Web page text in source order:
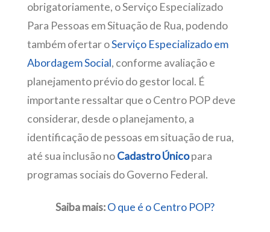
obrigatoriamente, o Serviço Especializado
Para Pessoas em Situação de Rua, podendo
também ofertar oServiço Especializado em
Abordagem Social, conforme avaliação e
planejamento prévio do gestor local. É
importante ressaltar que o Centro POP deve
considerar, desde o planejamento, a
identificação de pessoas em situação de rua,
até sua inclusão noCadastro Únicopara
programas sociais do Governo Federal.
Saiba mais:O que é o Centro POP?